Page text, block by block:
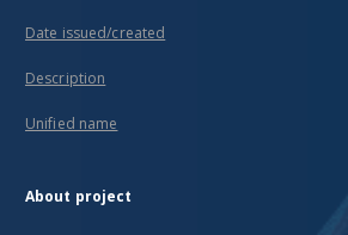
Date issued/created
Description
Unified name
About project